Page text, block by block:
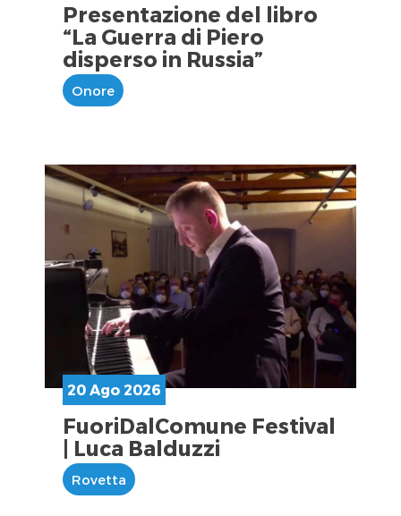
Presentazione del libro
“La Guerra di Piero
disperso in Russia”
Onore
20 Ago 2026
FuoriDalComune Festival
| Luca Balduzzi
Rovetta